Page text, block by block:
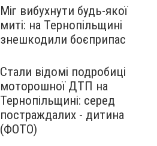
Міг вибухнути будь-якої
миті: на Тернопільщині
знешкодили боєприпас
Стали відомі подробиці
моторошної ДТП на
Тернопільщині: серед
постраждалих - дитина
(ФОТО)